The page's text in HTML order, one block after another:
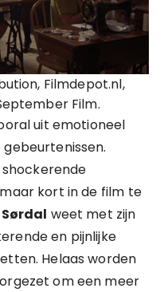
Filmdepot.nl,
Film.
uit emotioneel
kort in de film te
weet met zijn
en pijnlijke
Helaas worden
om een meer